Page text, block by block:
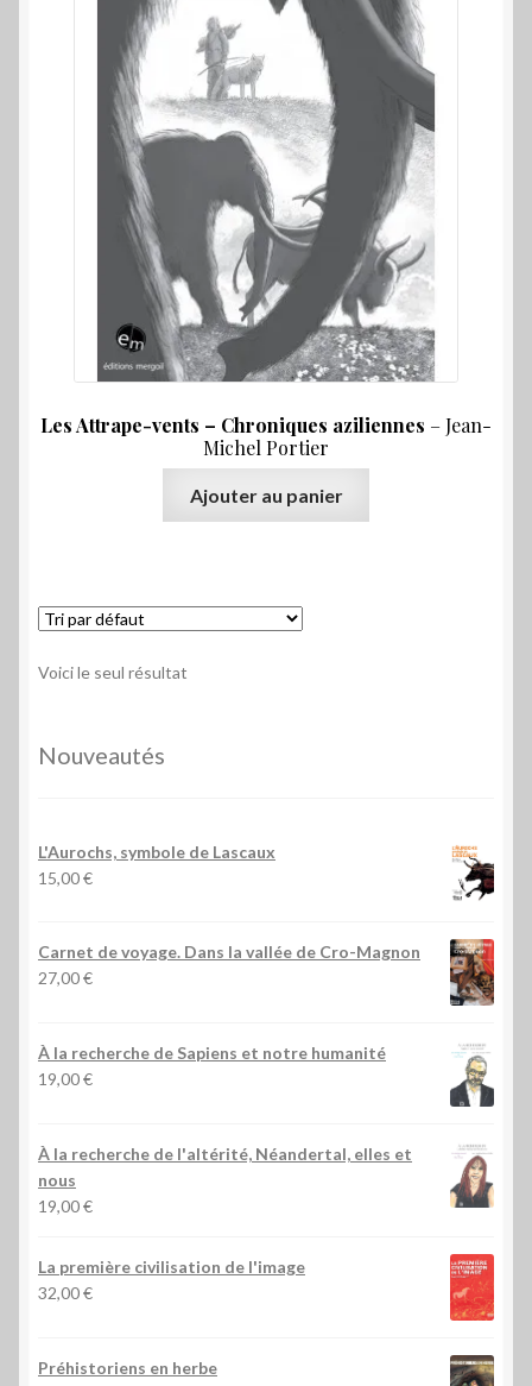
Les Attrape-vents – Chroniques aziliennes – Jean-
Michel Portier
Ajouter au panier
Voici le seul résultat
Nouveautés
L'Aurochs, symbole de Lascaux
15,00€
Carnet de voyage. Dans la vallée de Cro-Magnon
27,00€
À la recherche de Sapiens et notre humanité
19,00€
À la recherche de l'altérité, Néandertal, elles et
nous
19,00€
La première civilisation de l'image
32,00€
Préhistoriens en herbe